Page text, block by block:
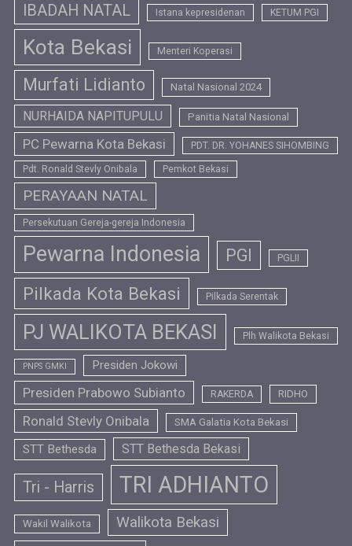
IBADAH NATAL Istana kepresidenan KETUM PGI
Kota Bekasi Menteri Koperasi
Murfati Lidianto Natal Nasional 2024
NURHAIDA NAPITUPULU Panitia Natal Nasional
PC Pewarna Kota Bekasi PDT. DR. YOHANES SIHOMBING
Pdt. Ronald Stevly Onibala Pemkot Bekasi
PERAYAAN NATAL
Persekutuan Gereja-gereja Indonesia
Pewarna Indonesia PGI PGLII
Pilkada Kota Bekasi Pilkada Serentak
PJ WALIKOTA BEKASI Plh Walikota Bekasi
PNPS GMKI Presiden Jokowi
Presiden Prabowo Subianto RAKERDA RIDHO
Ronald Stevly Onibala SMA Galatia Kota Bekasi
STT Bethesda STT Bethesda Bekasi
Tri - Harris TRI ADHIANTO
Wakil Walikota Walikota Bekasi